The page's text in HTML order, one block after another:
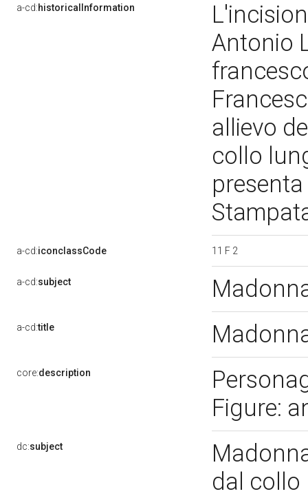
a-cd:historicalInformation
Antonio
allievo
collo
a-cd:iconclassCode 11 F 2
a-cd:subject
a-cd:title
core:description
Figure:
dc:subject
dal